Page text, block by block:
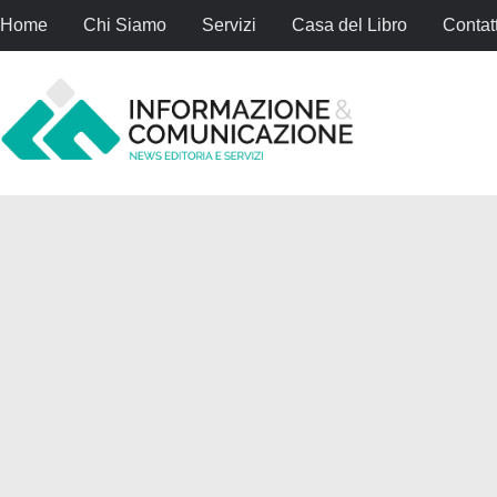
Home Chi Siamo Servizi Casa del Libro